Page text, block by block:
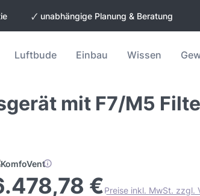
🗸 unabhängige Planung & Beratung
Luftbude Einbau Wissen
mit F7/M5
€Preise inkl. MwSt. zzgl.